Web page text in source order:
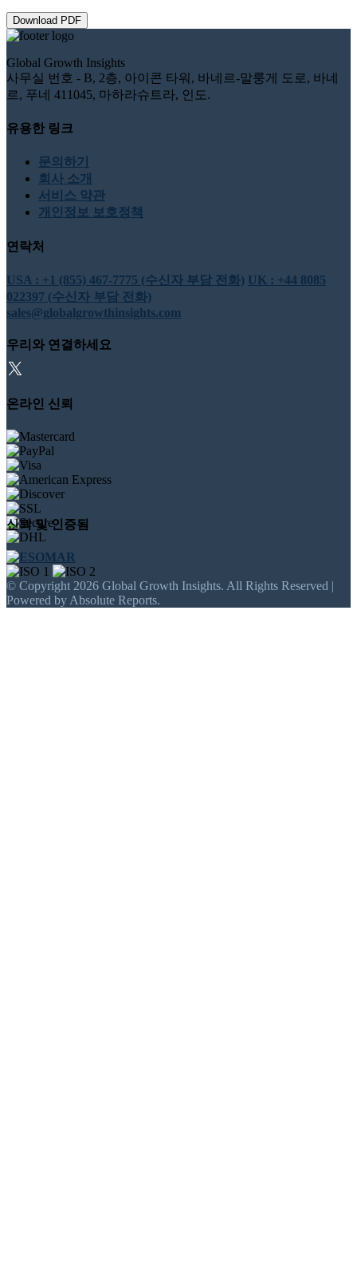
Download PDF
Global Growth Insights
사무실 번호 - B, 2층, 아이콘 타워, 바네르-말룽게 도로, 바네
르, 푸네 411045, 마하라슈트라, 인도.
유용한 링크
문의하기
회사 소개
서비스 약관
개인정보 보호정책
연락처
USA : +1 (855) 467-7775 (수신자 부담 전화) UK : +44 8085
022397 (수신자 부담 전화)
sales@globalgrowthinsights.com
우리와 연결하세요
온라인 신뢰
신뢰 및 인증됨
© Copyright 2026 Global Growth Insights. All Rights Reserved |
Powered by Absolute Reports.